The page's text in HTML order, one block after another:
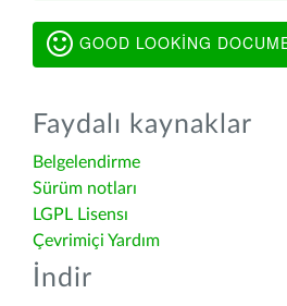
GOOD LOOKING
Faydalı kaynaklar
Belgelendirme
Sürüm notları
LGPL Lisensı
Çevrimiçi Yardım
İndir